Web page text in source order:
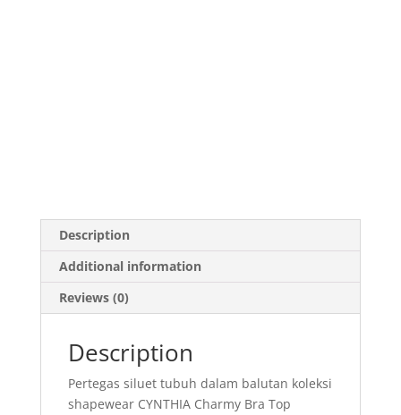
Description
Additional information
Reviews (0)
Description
Pertegas siluet tubuh dalam balutan koleksi
shapewear CYNTHIA Charmy Bra Top